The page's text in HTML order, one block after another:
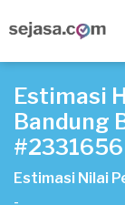
Estimasi
Bandung
#2331656
Estimasi Nilai